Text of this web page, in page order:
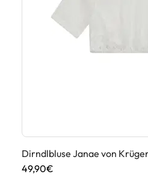
Dirndlbluse Janae von
49,90€